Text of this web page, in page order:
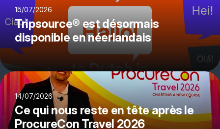
15/07/2026
Tripsource® est désormais
disponible en néerlandais
14/07/2026
Ce qui nous reste en tête après le
ProcureCon Travel 2026